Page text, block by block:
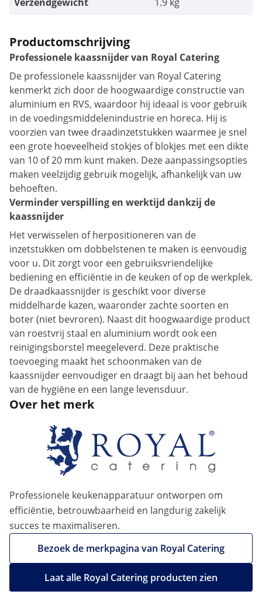
Productomschrijving
Professionele kaassnijder van Royal Catering
De professionele kaassnijder van Royal Catering
kenmerkt zich door de hoogwaardige constructie van
aluminium en RVS, waardoor hij ideaal is voor gebruik
in de voedingsmiddelenindustrie en horeca. Hij is
voorzien van twee draadinzetstukken waarmee je snel
een grote hoeveelheid stokjes of blokjes met een dikte
van 10 of 20 mm kunt maken. Deze aanpassingsopties
maken veelzijdig gebruik mogelijk, afhankelijk van uw
behoeften.
Verminder verspilling en werktijd dankzij de
kaassnijder
Het verwisselen of herpositioneren van de
inzetstukken om dobbelstenen te maken is eenvoudig
voor u. Dit zorgt voor een gebruiksvriendelijke
bediening en efficiëntie in de keuken of op de werkplek.
De draadkaassnijder is geschikt voor diverse
middelharde kazen, waaronder zachte soorten en
boter (niet bevroren). Naast dit hoogwaardige product
van roestvrij staal en aluminium wordt ook een
reinigingsborstel meegeleverd. Deze praktische
toevoeging maakt het schoonmaken van de
kaassnijder eenvoudiger en draagt ​​bij aan het behoud
van de hygiëne en een lange levensduur.
Over het merk
Professionele keukenapparatuur ontworpen om
efficiëntie, betrouwbaarheid en langdurig zakelijk
succes te maximaliseren.
Bezoek de merkpagina van Royal Catering
Laat alle Royal Catering producten zien